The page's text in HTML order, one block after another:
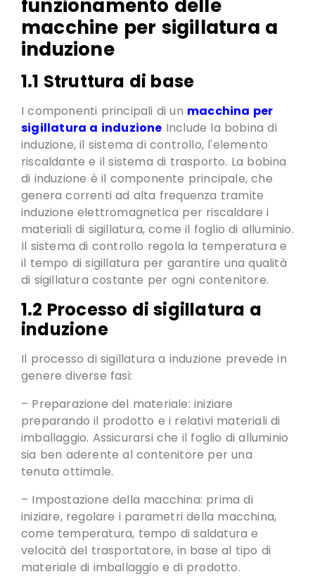
funzionamento delle
macchine per sigillatura a
induzione
1.1 Struttura di base
I componenti principali di un macchina per
sigillatura a induzione Include la bobina di
induzione, il sistema di controllo, l'elemento
riscaldante e il sistema di trasporto. La bobina
di induzione è il componente principale, che
genera correnti ad alta frequenza tramite
induzione elettromagnetica per riscaldare i
materiali di sigillatura, come il foglio di alluminio.
Il sistema di controllo regola la temperatura e
il tempo di sigillatura per garantire una qualità
di sigillatura costante per ogni contenitore.
1.2 Processo di sigillatura a
induzione
Il processo di sigillatura a induzione prevede in
genere diverse fasi:
– Preparazione del materiale: iniziare
preparando il prodotto e i relativi materiali di
imballaggio. Assicurarsi che il foglio di alluminio
sia ben aderente al contenitore per una
tenuta ottimale.
– Impostazione della macchina: prima di
iniziare, regolare i parametri della macchina,
come temperatura, tempo di saldatura e
velocità del trasportatore, in base al tipo di
materiale di imballaggio e di prodotto.